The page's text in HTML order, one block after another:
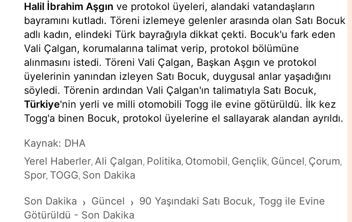
Halil İbrahim Aşgın ve protokol üyeleri, alandaki vatandaşların
bayramını kutladı. Töreni izlemeye gelenler arasında olan Satı Bocuk
adlı kadın, elindeki Türk bayrağıyla dikkat çekti. Bocuk'u fark eden
Vali Çalgan, korumalarına talimat verip, protokol bölümüne
alınmasını istedi. Töreni Vali Çalgan, Başkan Aşgın ve protokol
üyelerinin yanından izleyen Satı Bocuk, duygusal anlar yaşadığını
söyledi. Törenin ardından Vali Çalgan'ın talimatıyla Satı Bocuk,
Türkiye'nin yerli ve milli otomobili Togg ile evine götürüldü. İlk kez
Togg'a binen Bocuk, protokol üyelerine el sallayarak alandan ayrıldı.
Kaynak: DHA
Yerel Haberler, Ali Çalgan, Politika, Otomobil, Gençlik, Güncel, Çorum,
Spor, TOGG, Son Dakika
Son Dakika › Güncel › 90 Yaşındaki Satı Bocuk, Togg ile Evine
Götürüldü - Son Dakika